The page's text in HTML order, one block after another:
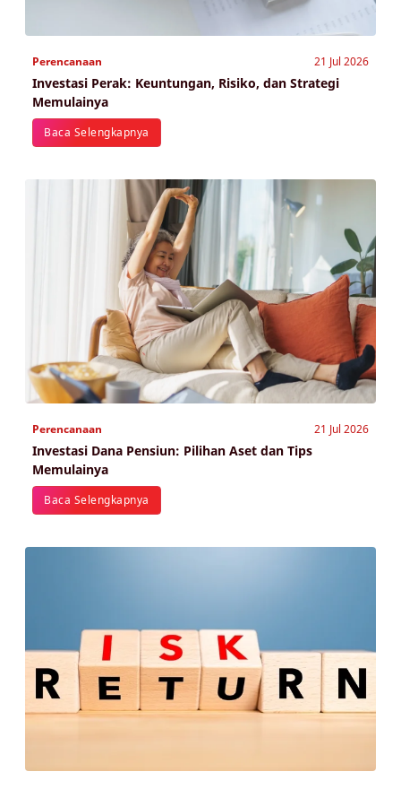
Perencanaan 21 Jul 2026
Investasi Perak: Keuntungan, Risiko, dan Strategi
Memulainya
Baca Selengkapnya
Perencanaan 21 Jul 2026
Investasi Dana Pensiun: Pilihan Aset dan Tips
Memulainya
Baca Selengkapnya